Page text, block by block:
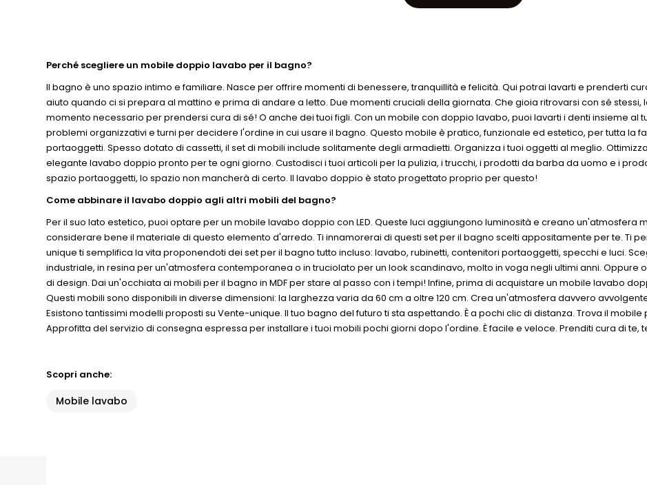
Perché scegliere un mobile doppio lavabo per il bagno?
Il bagno è uno spazio intimo e familiare. Nasce per offrire momenti di benessere, tranquillità e felicità. Qui potrai lavarti e prenderti
aiuto quando ci si prepara al mattino e prima di andare a letto. Due momenti cruciali della giornata. Che gioia ritrovarsi con sé
momento necessario per prendersi cura di sé! O anche dei tuoi figli. Con un mobile con doppio lavabo, puoi lavarti i denti insieme al
problemi organizzativi e turni per decidere l'ordine in cui usare il bagno. Questo mobile è pratico, funzionale ed estetico, per tutta la
portaoggetti. Spesso dotato di cassetti, il set di mobili include solitamente degli armadietti. Organizza i tuoi oggetti al meglio.
elegante lavabo doppio pronto per te ogni giorno. Custodisci i tuoi articoli per la pulizia, i trucchi, i prodotti da barba da uomo e i
spazio portaoggetti, lo spazio non mancherà di certo. Il lavabo doppio è stato progettato proprio per questo!
Come abbinare il lavabo doppio agli altri mobili del bagno?
Per il suo lato estetico, puoi optare per un mobile lavabo doppio con LED. Queste luci aggiungono luminosità e creano un'atmosfera
considerare bene il materiale di questo elemento d'arredo. Ti innamorerai di questi set per il bagno scelti appositamente per te. Ti
unique ti semplifica la vita proponendoti dei set per il bagno tutto incluso: lavabo, rubinetti, contenitori portaoggetti, specchi e luci.
industriale, in resina per un'atmosfera contemporanea o in truciolato per un look scandinavo, molto in voga negli ultimi anni. Oppure
di design. Dai un'occhiata ai mobili per il bagno in MDF per stare al passo con i tempi! Infine, prima di acquistare un mobile lavabo
Questi mobili sono disponibili in diverse dimensioni: la larghezza varia da 60 cm a oltre 120 cm. Crea un'atmosfera davvero
Esistono tantissimi modelli proposti su Vente-unique. Il tuo bagno del futuro ti sta aspettando. È a pochi clic di distanza. Trova il
Approfitta del servizio di consegna espressa per installare i tuoi mobili pochi giorni dopo l'ordine. È facile e veloce. Prenditi cura di te,
Scopri anche:
Mobile lavabo